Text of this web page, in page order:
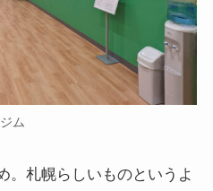
ジム
。札幌らしいものというよ